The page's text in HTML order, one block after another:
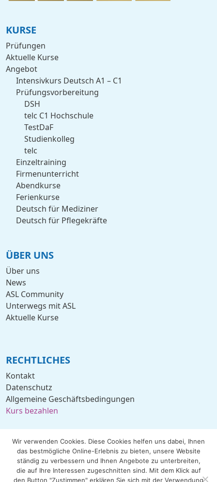
KURSE
Prüfungen
Aktuelle Kurse
Angebot
Intensivkurs Deutsch A1 – C1
Prüfungsvorbereitung
DSH
telc C1 Hochschule
TestDaF
Studienkolleg
telc
Einzeltraining
Firmenunterricht
Abendkurse
Ferienkurse
Deutsch für Mediziner
Deutsch für Pflegekräfte
ÜBER UNS
Über uns
News
ASL Community
Unterwegs mit ASL
Aktuelle Kurse
RECHTLICHES
Kontakt
Datenschutz
Allgemeine Geschäftsbedingungen
Kurs bezahlen
© 2005 - 2026 by ASL München Internationale
Wir verwenden Cookies. Diese Cookies helfen uns dabei, Ihnen
das bestmögliche Online-Erlebnis zu bieten, unsere Website
ständig zu verbessern und Ihnen Angebote zu unterbreiten,
die auf Ihre Interessen zugeschnitten sind. Mit dem Klick auf
den Button "Zustimmen" erklären Sie sich mit der Verwendung